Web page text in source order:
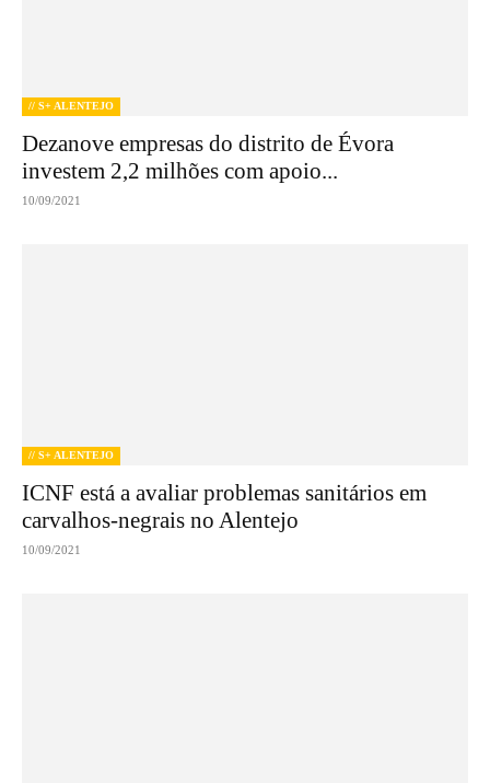
// S+ ALENTEJO
Dezanove empresas do distrito de Évora
investem 2,2 milhões com apoio...
10/09/2021
// S+ ALENTEJO
ICNF está a avaliar problemas sanitários em
carvalhos-negrais no Alentejo
10/09/2021